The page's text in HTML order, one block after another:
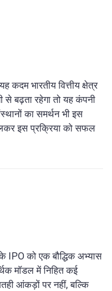
भारतीय वित्तीय क्षेत्र
से बढ़ता रहेगा तो यह कंपनी
का समर्थन भी इस
इस प्रक्रिया को सफल
के IPO को एक बौद्धिक अभ्यास
मॉडल में निहित कई
आंकड़ों पर नहीं, बल्कि